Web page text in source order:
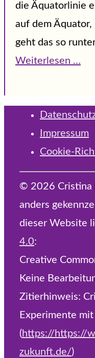
die Äquatorlinie
auf dem
geht das so
Weiterlesen …
Impressum
Cookie-
© 2026 Cristina
anders
dieser Website
4.0:
Creative
Keine
Zitierhinweis:
Experimente
( https://https://
zukunft.de/)